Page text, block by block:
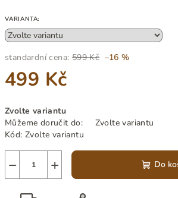
VARIANTA:
standardní cena: 599 Kč –16 %
499 Kč
cena:
Zvolte variantu
Můžeme doručit do:
Zvolte variantu
Kód: Zvolte variantu
+
− Do